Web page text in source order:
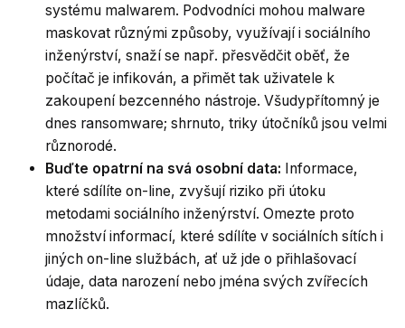
systému malwarem. Podvodníci mohou malware
maskovat různými způsoby, využívají i sociálního
inženýrství, snaží se např. přesvědčit oběť, že
počítač je infikován, a přimět tak uživatele k
zakoupení bezcenného nástroje. Všudypřítomný je
dnes ransomware; shrnuto, triky útočníků jsou velmi
různorodé.
Buďte opatrní na svá osobní data: Informace,
které sdílíte on-line, zvyšují riziko při útoku
metodami sociálního inženýrství. Omezte proto
množství informací, které sdílíte v sociálních sítích i
jiných on-line službách, ať už jde o přihlašovací
údaje, data narození nebo jména svých zvířecích
mazlíčků.